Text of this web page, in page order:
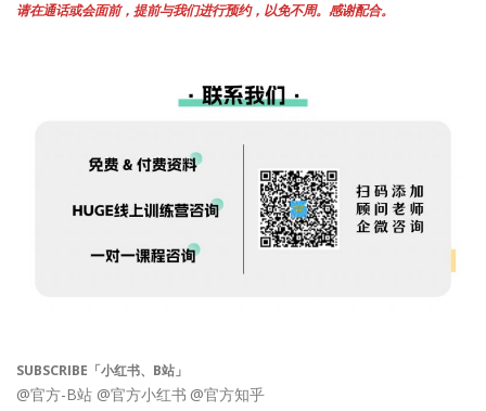
请在通话或会面前，提前与我们进行预约，以免不周。感谢配合。
SUBSCRIBE「小红书、B站」
@官方-B站 @官方小红书 @官方知乎